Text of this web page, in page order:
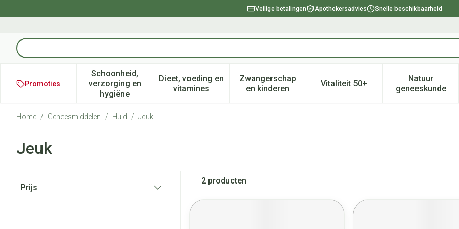
Veilige betalingen Apothekersadvies Snelle beschikbaarheid
Product, merk, categorie...
Promoties
Schoonheid,
verzorging en
hygiëne
Toon submenu voor Schoonheid, verzorging en hygiëne categorie
Dieet, voeding en
vitaminesToon submenu voor Dieet, voeding en vitamines categorie
Zwangerschap
en kinderenToon submenu voor Zwangerschap en kinderen
Vitaliteit 50+Toon submenu voor Vitaliteit
Natuur
geneeskunde
Toon
Home / Geneesmiddelen / Huid / Jeuk
Jeuk
Prijs
2 producten